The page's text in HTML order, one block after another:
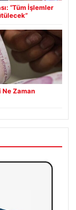
“Tüm İşlemler
Ne Zaman